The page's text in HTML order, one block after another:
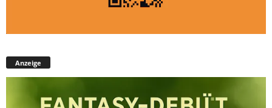
Anzeige